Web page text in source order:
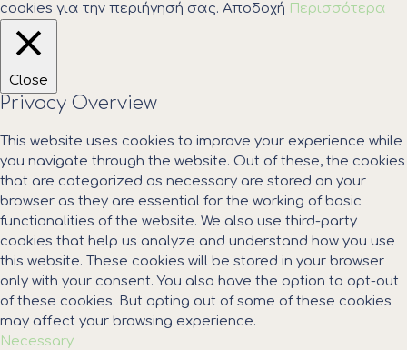
cookies για την περιήγησή σας. Αποδοχή Περισσότερα
Close
Privacy Overview
This website uses cookies to improve your experience while
you navigate through the website. Out of these, the cookies
that are categorized as necessary are stored on your
browser as they are essential for the working of basic
functionalities of the website. We also use third-party
cookies that help us analyze and understand how you use
this website. These cookies will be stored in your browser
only with your consent. You also have the option to opt-out
of these cookies. But opting out of some of these cookies
may affect your browsing experience.
Necessary